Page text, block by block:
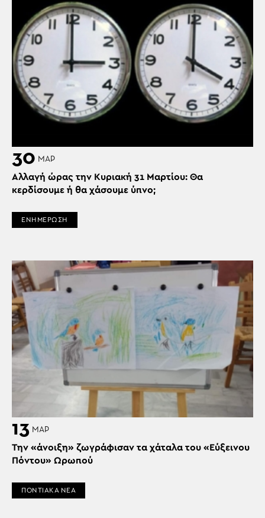
30 ΜΑΡ
Αλλαγή ώρας την Κυριακή 31 Μαρτίου: Θα
κερδίσουμε ή θα χάσουμε ύπνο;
ΕΝΗΜΕΡΩΣΗ
13 ΜΑΡ
Την «άνοιξη» ζωγράφισαν τα χάταλα του «Εύξεινου
Πόντου» Ωρωπού
ΠΟΝΤΙΑΚΑ ΝΕΑ